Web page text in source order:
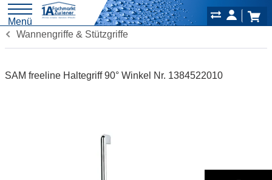
Menü
Wannengriffe & Stützgriffe
SAM freeline Haltegriff 90° Winkel Nr. 1384522010